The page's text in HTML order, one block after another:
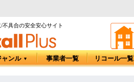
不具合の安全安心サイト
ャンル ▼ 事業者一覧 リコール一覧